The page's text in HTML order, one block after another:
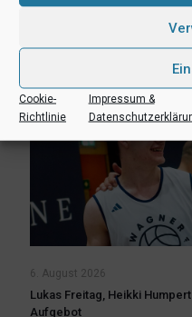
Cookie-
Richtlinie
Impressum &
Ähnliche Beiträge
6. August 2026
Lukas Freitag, Heikki
Aufgebot